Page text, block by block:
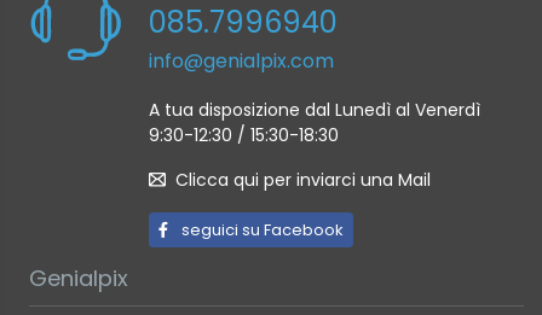
085.7996940
info@genialpix.com
A tua disposizione dal Lunedì al Venerdì
9:30-12:30 / 15:30-18:30
Clicca qui per inviarci una Mail
seguici su Facebook
Genialpix